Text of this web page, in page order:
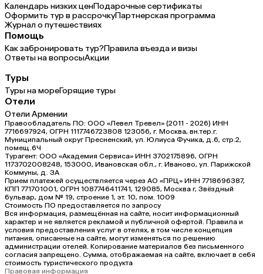
Календарь низких ценПодарочные сертификаты
Оформить тур в рассрочкуПартнерская программа
Журнал о путешествиях
Помощь
Как забронировать тур?Правила въезда и визы
Ответы на вопросыАкции
Туры
Туры на мореГорящие туры
Отели
Отели Армении
Правообладатель ПО: ООО «Левел Тревел» (2011 - 2026) ИНН
7716697924, ОГРН 1117746723808 123056, г. Москва, вн.тер.г.
Муниципальный округ Пресненский, ул. Юлиуса Фучика, д.6, стр.2,
помещ.6Ч
Турагент: ООО «Академия Сервиса» ИНН 3702175896, ОГРН
1173702008248, 153000, Ивановская обл., г. Иваново, ул. Парижской
Коммуны, д. ЗА
Прием платежей осуществляется через АО «ПРЦ» ИНН 7718696387,
КПП 771701001, ОГРН 1087746411741, 129085, Москва г, Звёздный
бульвар, дом № 19, строение 1, эт. 10, пом. 1009
Стоимость ПО предоставляется по запросу
Вся информация, размещённая на сайте, носит информационный
характер и не является рекламой и публичной офертой. Правила и
условия предоставления услуг в отелях, в том числе концепция
питания, описанные на сайте, могут изменяться по решению
администрации отелей. Копирование материалов без письменного
согласия запрещено. Сумма, отображаемая на сайте, включает в себя
стоимость туристического продукта
Правовая информация